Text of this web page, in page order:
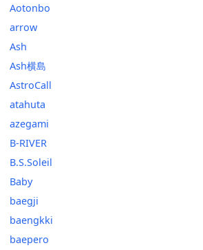
Aotonbo
arrow
Ash
Ash横島
AstroCall
atahuta
azegami
B-RIVER
B.S.Soleil
Baby
baegji
baengkki
baepero